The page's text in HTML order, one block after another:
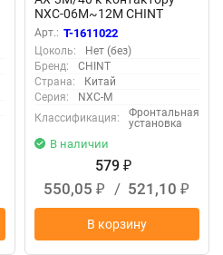
NXC-06M~12M CHINT
925184
Арт.: T-1611022
Цоколь:
Нет (без)
Бренд:
CHINT
Страна:
Китай
Серия:
NXC-M
Классификация:
Фронтальная
установка
В наличии
579 ₽
550,05 ₽ / 521,10 ₽
В корзину